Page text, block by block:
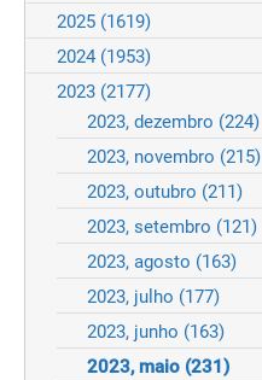
2025 (1619)
2024 (1953)
2023 (2177)
2023, dezembro (224)
2023, novembro (215)
2023, outubro (211)
2023, setembro (121)
2023, agosto (163)
2023, julho (177)
2023, junho (163)
2023, maio (231)